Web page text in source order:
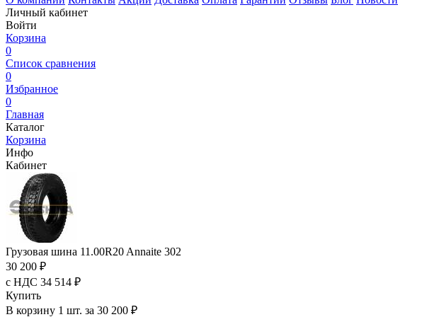
Личный кабинет
Войти
Корзина
0
Список сравнения
0
Избранное
0
Главная
Каталог
Корзина
Инфо
Кабинет
Грузовая шина 11.00R20 Annaite 302
30 200 ₽
с НДС 34 514 ₽
Купить
В корзину 1 шт. за 30 200 ₽